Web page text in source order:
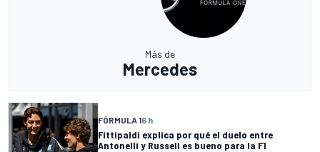
Más de
Mercedes
FÓRMULA 16 h
Fittipaldi explica por qué el duelo entre
Antonelli y Russell es bueno para la F1